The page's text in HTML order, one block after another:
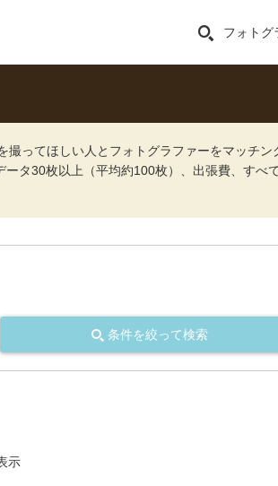
フォトグ
ってほしい人とフォトグラファーをマッチン
タ30枚以上（平均約100枚）、出張費、すべて
条件を絞って検索
示